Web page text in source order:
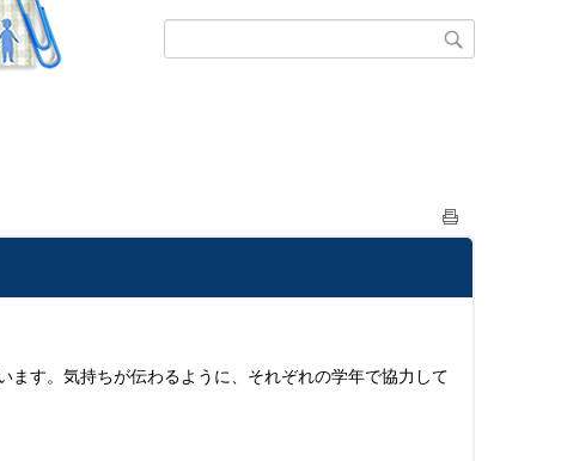
ます。気持ちが伝わるように、それぞれの学年で協力して